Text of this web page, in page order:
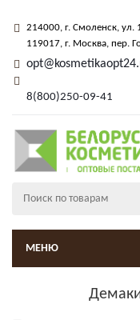
214000, г. Смоленск, ул.
119017, г. Москва, пер.
8(800)250-09-41
МЕНЮ